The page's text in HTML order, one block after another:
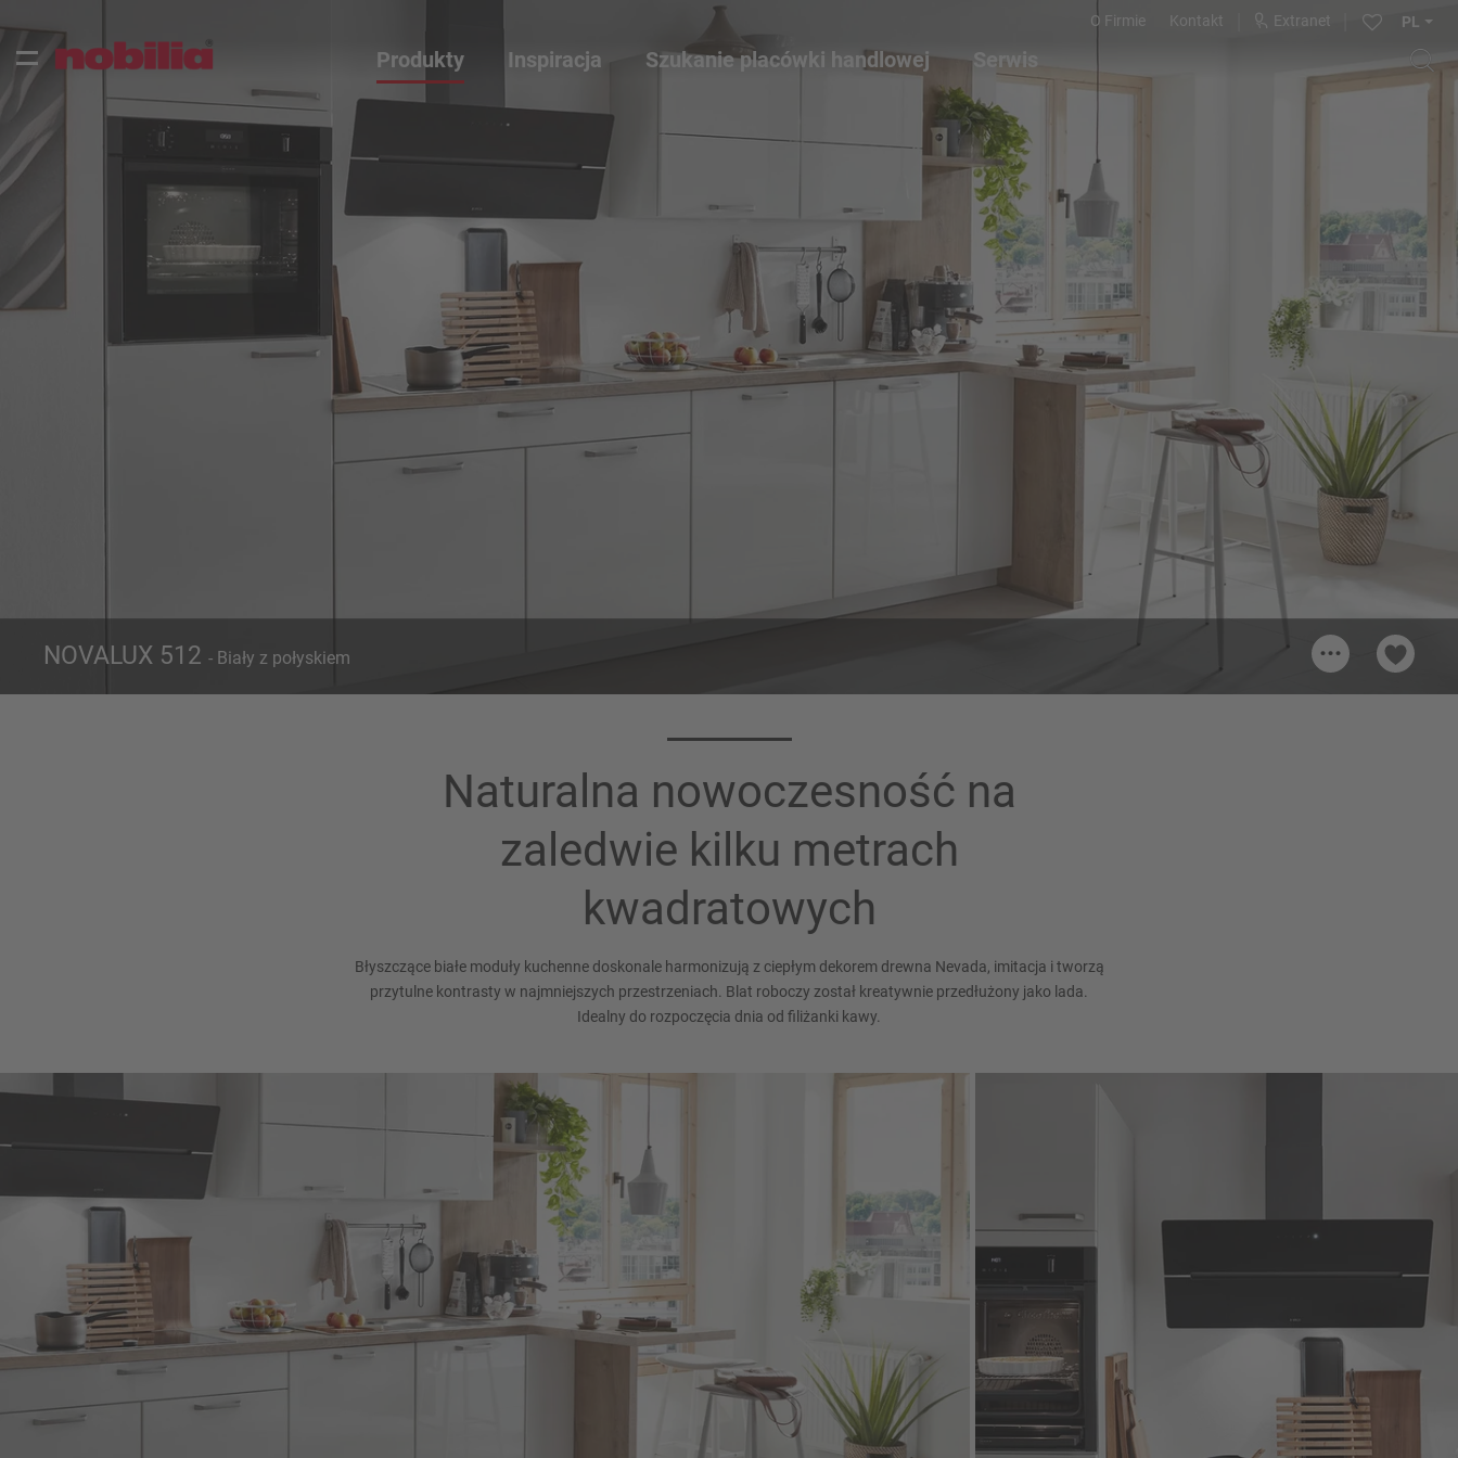
O Firmie Kontakt Extranet PL
Produkty Inspiracja Szukanie placówki handlowej Serwis
...
NOVALUX 512 - Biały z połyskiem
Płyta robocza 392
szlachetnej Matowy
Naturalna nowoczesność na
zaledwie kilku metrach
kwadratowych
Błyszczące białe moduły kuchenne doskonale harmonizują z ciepłym dekorem drewna Nevada, imitacja i tworzą
przytulne kontrasty w najmniejszych przestrzeniach. Blat roboczy został kreatywnie przedłużony jako lada.
Idealny do rozpoczęcia dnia od filiżanki kawy.